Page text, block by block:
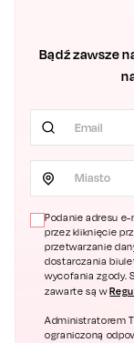
Bądź zawsze
Miasto
Podanie adresu
przez kliknięcie
przetwarzanie
dostarczania
wycofania zgody.
zawarte są w
Administratorem
ograniczoną